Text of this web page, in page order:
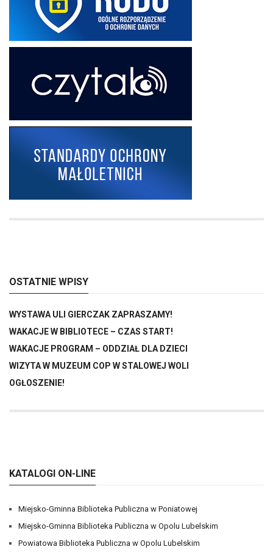
OSTATNIE WPISY
WYSTAWA ULI GIERCZAK ZAPRASZAMY!
WAKACJE W BIBLIOTECE – CZAS START!
WAKACJE PROGRAM – ODDZIAŁ DLA DZIECI
WIZYTA W MUZEUM COP W STALOWEJ WOLI
OGŁOSZENIE!
KATALOGI ON-LINE
Miejsko-Gminna Biblioteka Publiczna w Poniatowej
Miejsko-Gminna Biblioteka Publiczna w Opolu Lubelskim
Powiatowa Biblioteka Publiczna w Opolu Lubelskim